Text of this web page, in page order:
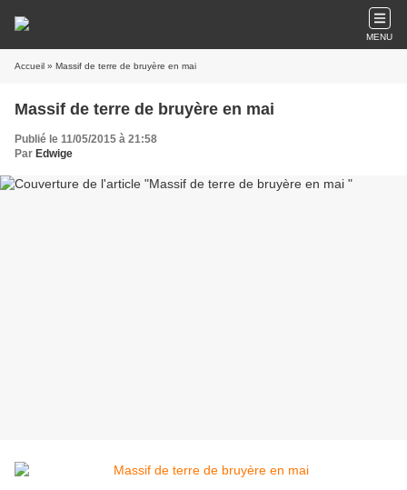
MENU
Accueil » Massif de terre de bruyère en mai
Massif de terre de bruyère en mai
Publié le 11/05/2015 à 21:58
Par Edwige